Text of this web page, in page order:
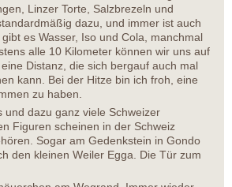
Linzer Torte, Salzbrezeln und
dazu, und immer ist auch
es Wasser, Iso und Cola, manchmal
alle 10 Kilometer können wir uns auf
Distanz, die sich bergauf auch mal
kann. Bei der Hitze bin ich froh, eine
zu haben.
und dazu ganz viele Schweizer
Figuren scheinen in der Schweiz
Sogar am Gedenkstein in Gondo
den kleinen Weiler Egga. Die Tür zum